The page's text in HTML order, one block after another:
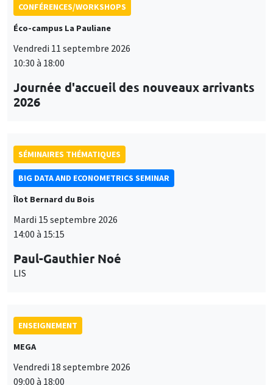
CONFÉRENCES/WORKSHOPS
Éco-campus La Pauliane
Vendredi 11 septembre 2026
10:30 à 18:00
Journée d'accueil des nouveaux arrivants
2026
SÉMINAIRES THÉMATIQUES
BIG DATA AND ECONOMETRICS SEMINAR
Îlot Bernard du Bois
Mardi 15 septembre 2026
14:00 à 15:15
Paul-Gauthier Noé
LIS
ENSEIGNEMENT
MEGA
Vendredi 18 septembre 2026
09:00 à 18:00